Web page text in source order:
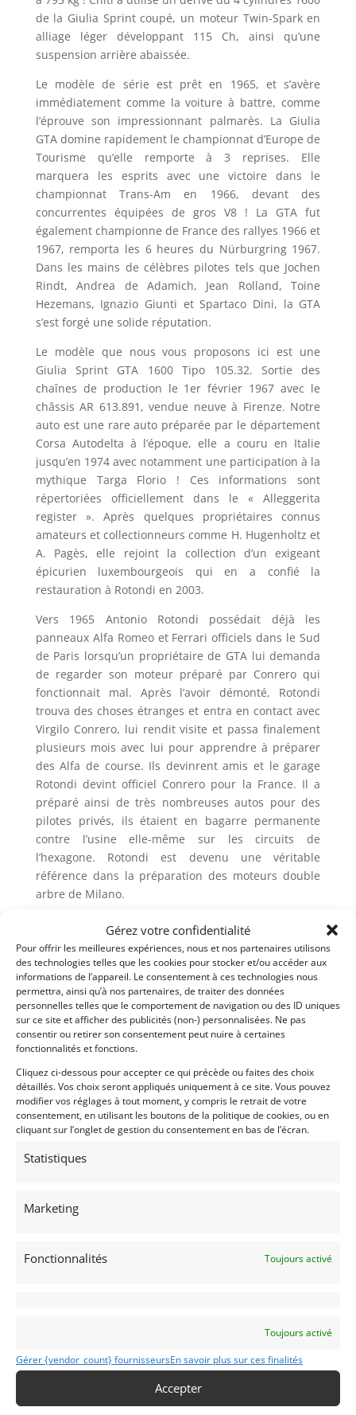
Gérez votre confidentialité
Pour offrir les meilleures expériences, nous et nos partenaires utilisons
des technologies telles que les cookies pour stocker et/ou accéder aux
informations de l’appareil. Le consentement à ces technologies nous
permettra, ainsi qu’à nos partenaires, de traiter des données
personnelles telles que le comportement de navigation ou des ID uniques
sur ce site et afficher des publicités (non-) personnalisées. Ne pas
consentir ou retirer son consentement peut nuire à certaines
fonctionnalités et fonctions.
Cliquez ci-dessous pour accepter ce qui précède ou faites des choix
détaillés. Vos choix seront appliqués uniquement à ce site. Vous pouvez
modifier vos réglages à tout moment, y compris le retrait de votre
consentement, en utilisant les boutons de la politique de cookies, ou en
cliquant sur l’onglet de gestion du consentement en bas de l’écran.
Statistiques
Marketing
Fonctionnalités Toujours activé
Toujours activé
Gérer {vendor_count} fournisseursEn savoir plus sur ces finalités
Accepter
de la Giulia Sprint coupé, un moteur Twin-Spark en
alliage léger développant 115 Ch, ainsi qu’une
suspension arrière abaissée.
Le modèle de série est prêt en 1965, et s’avère
immédiatement comme la voiture à battre, comme
l’éprouve son impressionnant palmarès. La Giulia
GTA domine rapidement le championnat d’Europe de
Tourisme qu’elle remporte à 3 reprises. Elle
marquera les esprits avec une victoire dans le
championnat Trans-Am en 1966, devant des
concurrentes équipées de gros V8 ! La GTA fut
également championne de France des rallyes 1966 et
1967, remporta les 6 heures du Nürburgring 1967.
Dans les mains de célèbres pilotes tels que Jochen
Rindt, Andrea de Adamich, Jean Rolland, Toine
Hezemans, Ignazio Giunti et Spartaco Dini, la GTA
s’est forgé une solide réputation.
Le modèle que nous vous proposons ici est une
Giulia Sprint GTA 1600 Tipo 105.32. Sortie des
chaînes de production le 1er février 1967 avec le
châssis AR 613.891, vendue neuve à Firenze. Notre
auto est une rare auto préparée par le département
Corsa Autodelta à l’époque, elle a couru en Italie
jusqu’en 1974 avec notamment une participation à la
mythique Targa Florio ! Ces informations sont
répertoriées officiellement dans le « Alleggerita
register ». Après quelques propriétaires connus
amateurs et collectionneurs comme H. Hugenholtz et
A. Pagès, elle rejoint la collection d’un exigeant
épicurien luxembourgeois qui en a confié la
restauration à Rotondi en 2003.
Vers 1965 Antonio Rotondi possédait déjà les
panneaux Alfa Romeo et Ferrari officiels dans le Sud
de Paris lorsqu’un propriétaire de GTA lui demanda
de regarder son moteur préparé par Conrero qui
fonctionnait mal. Après l’avoir démonté, Rotondi
trouva des choses étranges et entra en contact avec
Virgilo Conrero, lui rendit visite et passa finalement
plusieurs mois avec lui pour apprendre à préparer
des Alfa de course. Ils devinrent amis et le garage
Rotondi devint officiel Conrero pour la France. Il a
préparé ainsi de très nombreuses autos pour des
pilotes privés, ils étaient en bagarre permanente
contre l’usine elle-même sur les circuits de
l’hexagone. Rotondi est devenu une véritable
référence dans la préparation des moteurs double
arbre de Milano.
La voiture ici présentée a été restaurée entièrement
dans son atelier avant la fermeture de son garage en
2003. Ce bijou est conservé dans un état maniaquale
et n’a parcouru que 1500 km depuis ! Elle possède
toujours tous ses éléments de carrosserie en
aluminium, son numéro secret est lui aussi toujours
présent. Son moteur type AR 00532A porte le
numéro 19574, il est passé à 165 Ch avec une boite
de vitesses 1000 tours, un pont équipé d’un
autobloquant et nombres de modifications apprises
au fil des années d’expérience du sorcier de Fresnes.
Ce patrimoine de l’automobile italienne est destiné à
un collectionneur exigeant et lui permettra
complètes, avec registro à l’ACI et ancienne fiche FIA.
valeur agréée.
Partager cette annonce